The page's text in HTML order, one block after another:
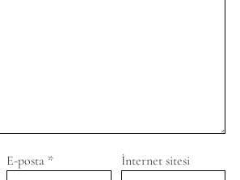
E-posta * İnternet sitesi